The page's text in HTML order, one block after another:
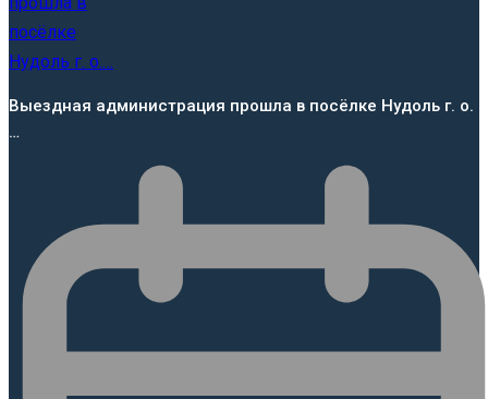
Выездная администрация прошла в посёлке Нудоль г. о.
…